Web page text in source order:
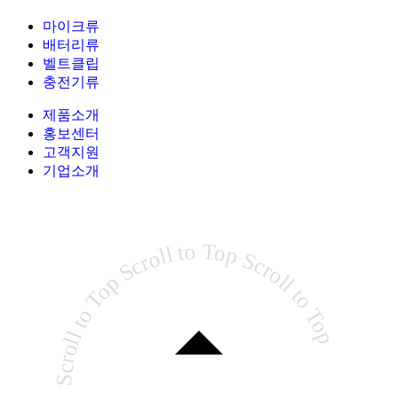
마이크류
배터리류
벨트클립
충전기류
제품소개
홍보센터
고객지원
기업소개
Scroll to Top Scroll to Top Scroll to Top